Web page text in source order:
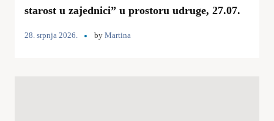
starost u zajednici” u prostoru udruge, 27.07.
28. srpnja 2026. by Martina